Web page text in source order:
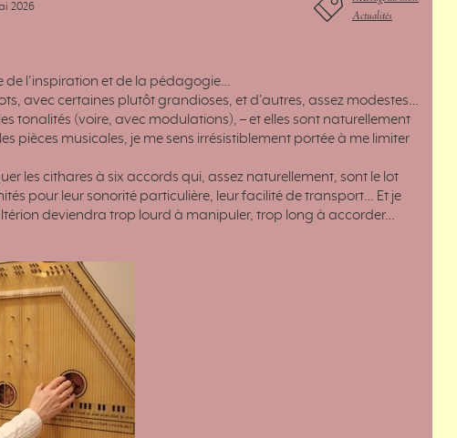
2026
Actualités
de l’inspiration et de la pédagogie…
avec certaines plutôt grandioses, et d’autres, assez modestes…
tonalités (voire, avec modulations), – et elles sont naturellement
pièces musicales, je me sens irrésistiblement portée à me limiter
les cithares à six accords qui, assez naturellement, sont le lot
pour leur sonorité particulière, leur facilité de transport… Et je
deviendra trop lourd à manipuler, trop long à accorder…